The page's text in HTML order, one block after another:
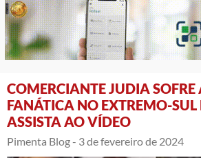
COMERCIANTE JUDIA SOFRE
FANÁTICA NO EXTREMO-
ASSISTA AO VÍDEO
Pimenta Blog - 3 de fevereiro de 2024